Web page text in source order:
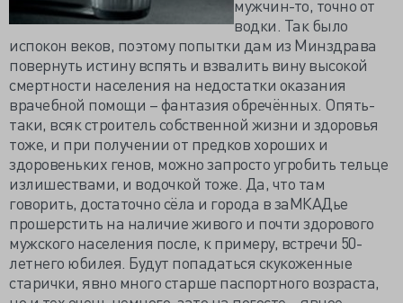
мужчин-то, точно от
водки. Так было
испокон веков, поэтому попытки дам из Минздрава
повернуть истину вспять и взвалить вину высокой
смертности населения на недостатки оказания
врачебной помощи – фантазия обречённых. Опять-
таки, всяк строитель собственной жизни и здоровья
тоже, и при получении от предков хороших и
здоровеньких генов, можно запросто угробить тельце
излишествами, и водочкой тоже. Да, что там
говорить, достаточно сёла и города в заМКАДье
прошерстить на наличие живого и почти здорового
мужского населения после, к примеру, встречи 50-
летнего юбилея. Будут попадаться скукоженные
старички, явно много старше паспортного возраста,